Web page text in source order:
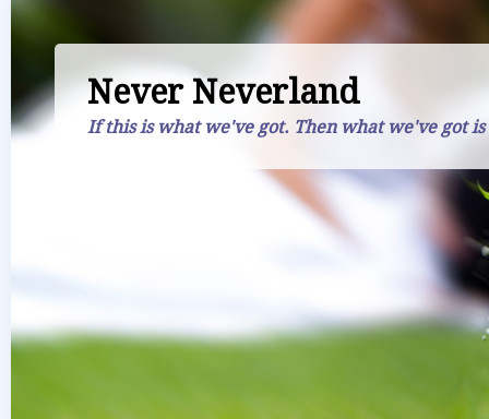
Never Neverland
If this is what we've got. Then what we've got is